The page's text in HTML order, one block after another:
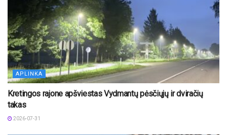
APLINKA
Kretingos rajone apšviestas Vydmantų pėsčiųjų ir dviračių
takas
2026-07-31